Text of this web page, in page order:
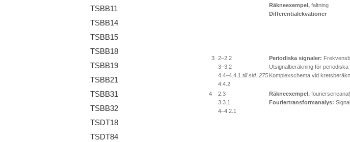
TSBB11
TSBB14
TSBB15
TSBB18
TSBB19
TSBB21
TSBB31
TSBB32
TSDT18
TSDT84
Räkneexempel,faltning
Differentialekvationer
3
2–2.2
3–3.2
4.4–4.4.1till sid. 275
4.4.2
Periodiska signaler:
Utsignalberäkning för periodiska
Komplexschema vid
4
2.3
3.3.1
4–4.2.1
Räkneexempel,
Fouriertransformanalys: